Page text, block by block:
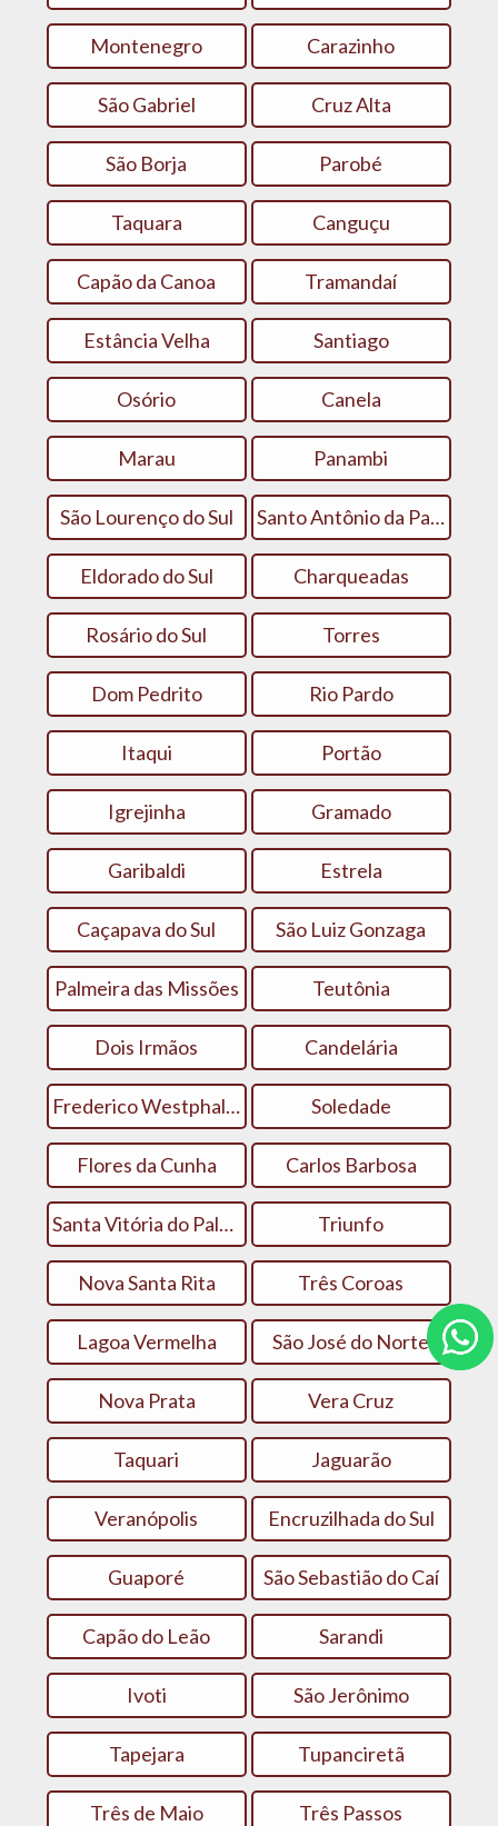
Montenegro Carazinho
São Gabriel Cruz Alta
São Borja Parobé
Taquara Canguçu
Capão da Canoa Tramandaí
Estância Velha Santiago
Osório Canela
Marau Panambi
São Lourenço do Sul Santo Antônio da Patrulha
Eldorado do Sul Charqueadas
Rosário do Sul Torres
Dom Pedrito Rio Pardo
Itaqui Portão
Igrejinha Gramado
Garibaldi Estrela
Caçapava do Sul São Luiz Gonzaga
Palmeira das Missões Teutônia
Dois Irmãos Candelária
Frederico Westphalen Soledade
Flores da Cunha Carlos Barbosa
Santa Vitória do Palmar Triunfo
Nova Santa Rita Três Coroas
Lagoa Vermelha São José do Norte
Nova Prata Vera Cruz
Taquari Jaguarão
Veranópolis Encruzilhada do Sul
Guaporé São Sebastião do Caí
Capão do Leão Sarandi
Ivoti São Jerônimo
Tapejara Tupanciretã
Três de Maio Três Passos